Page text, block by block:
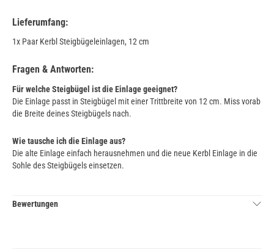
Lieferumfang:
1x Paar Kerbl Steigbügeleinlagen, 12 cm
Fragen & Antworten:
Für welche Steigbügel ist die Einlage geeignet?
Die Einlage passt in Steigbügel mit einer Trittbreite von 12 cm. Miss vorab
die Breite deines Steigbügels nach.
Wie tausche ich die Einlage aus?
Die alte Einlage einfach herausnehmen und die neue Kerbl Einlage in die
Sohle des Steigbügels einsetzen.
Bewertungen